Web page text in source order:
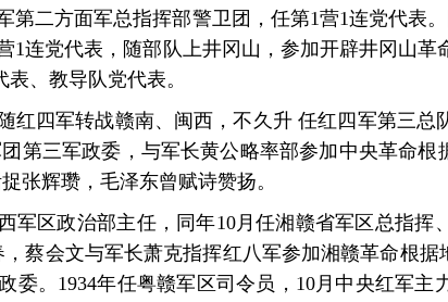
第二方面军总指挥部警卫团，任第1营1连党代表
1连党代表，随部队上井冈山，参加开辟井冈山
、教导队党代表。
红四军转战赣南、闽西，不久升 任红四军第三总
第三军政委，与军长黄公略率部参加中央革命根
张辉瓒，毛泽东曾赋诗赞扬。
军区政治部主任，同年10月任湘赣省军区总指挥
蔡会文与军长萧克指挥红八军参加湘赣革命根据
委。1934年任粤赣军区司令员，10月中央红军主